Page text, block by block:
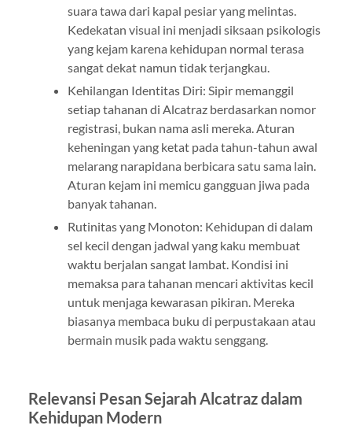
suara tawa dari kapal pesiar yang melintas.
Kedekatan visual ini menjadi siksaan psikologis
yang kejam karena kehidupan normal terasa
sangat dekat namun tidak terjangkau.
Kehilangan Identitas Diri: Sipir memanggil
setiap tahanan di Alcatraz berdasarkan nomor
registrasi, bukan nama asli mereka. Aturan
keheningan yang ketat pada tahun-tahun awal
melarang narapidana berbicara satu sama lain.
Aturan kejam ini memicu gangguan jiwa pada
banyak tahanan.
Rutinitas yang Monoton: Kehidupan di dalam
sel kecil dengan jadwal yang kaku membuat
waktu berjalan sangat lambat. Kondisi ini
memaksa para tahanan mencari aktivitas kecil
untuk menjaga kewarasan pikiran. Mereka
biasanya membaca buku di perpustakaan atau
bermain musik pada waktu senggang.
Relevansi Pesan Sejarah Alcatraz dalam
Kehidupan Modern